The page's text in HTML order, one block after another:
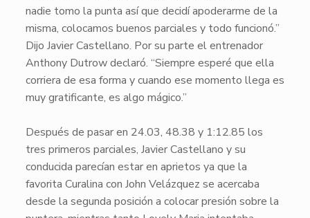
nadie tomo la punta así que decidí apoderarme de la
misma, colocamos buenos parciales y todo funcionó.”
Dijo Javier Castellano. Por su parte el entrenador
Anthony Dutrow declaró. “Siempre esperé que ella
corriera de esa forma y cuando ese momento llega es
muy gratificante, es algo mágico.”
Después de pasar en 24.03, 48.38 y 1:12.85 los
tres primeros parciales, Javier Castellano y su
conducida parecían estar en aprietos ya que la
favorita Curalina con John Velázquez se acercaba
desde la segunda posición a colocar presión sobre la